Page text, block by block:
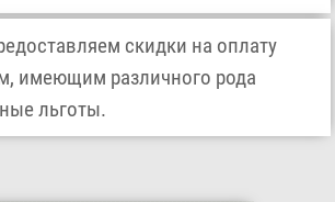
скидки на оплату
имеющим различного рода
льготы.